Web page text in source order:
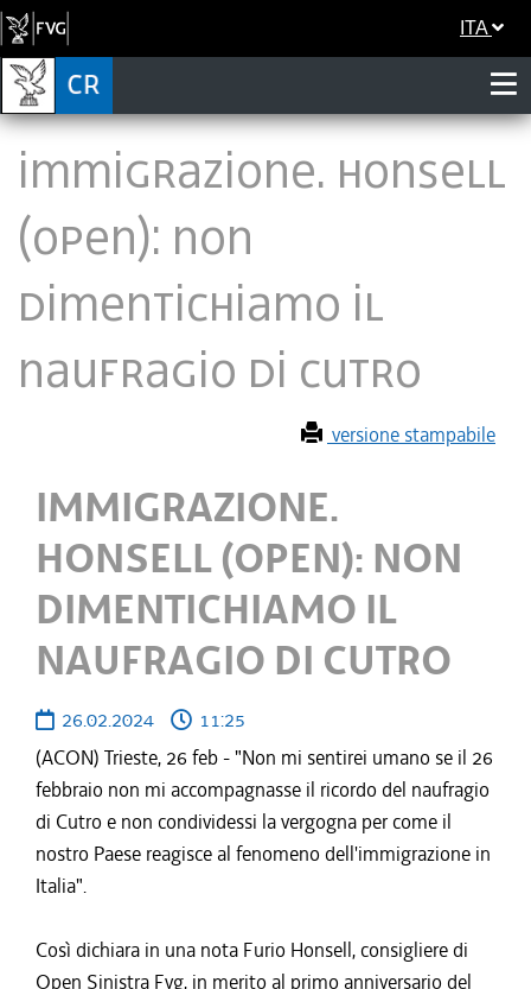
ITA
IMMIGRAZIONE. HONSELL
(OPEN): NON
DIMENTICHIAMO IL
NAUFRAGIO DI CUTRO
versione stampabile
IMMIGRAZIONE.
HONSELL (OPEN): NON
DIMENTICHIAMO IL
NAUFRAGIO DI CUTRO
26.02.2024
11:25
(ACON) Trieste, 26 feb - "Non mi sentirei umano se il 26
febbraio non mi accompagnasse il ricordo del naufragio
di Cutro e non condividessi la vergogna per come il
nostro Paese reagisce al fenomeno dell'immigrazione in
Italia".
Così dichiara in una nota Furio Honsell, consigliere di
Open Sinistra Fvg, in merito al primo anniversario del